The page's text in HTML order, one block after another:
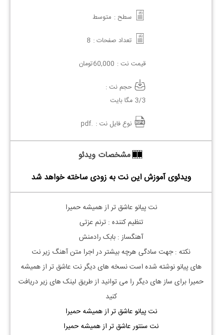
سطح : متوسط
تعداد صفحات : 8
قیمت نت : 60,000تومان
حجم نت :
3/3 مگا بایت
نوع فایل نت : .pdf
مشخصات ویدئو
ویدئوی آموزش این نت به زودی ساخته خواهد شد
نت پیانو عاشق تر از همیشه حمیرا
تنظیم کننده : ترنم عزتی
آهنگساز : بابک رادمنش
نکته : جهت سادگی هرچه بیشتر در اجرا متن آهنگ زیر نت
هایپیانونوشته شده است نسخه های دیگر نت عاشق تر از همیشه
حمیرا برای ساز های دیگر را می توانید از طریق لینک های زیر دریافت
کنید
نت پیانو عاشق تر از همیشه حمیرا
نت سنتور عاشق تر از همیشه حمیرا